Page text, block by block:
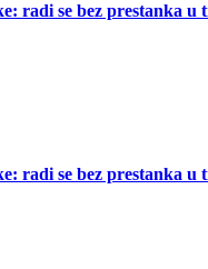
radi se bez prestanka
radi se bez prestanka